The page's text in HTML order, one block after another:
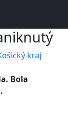
kraj
Bola